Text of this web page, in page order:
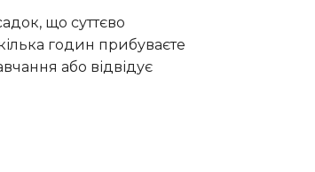
годин прибуваєте
або відвідує